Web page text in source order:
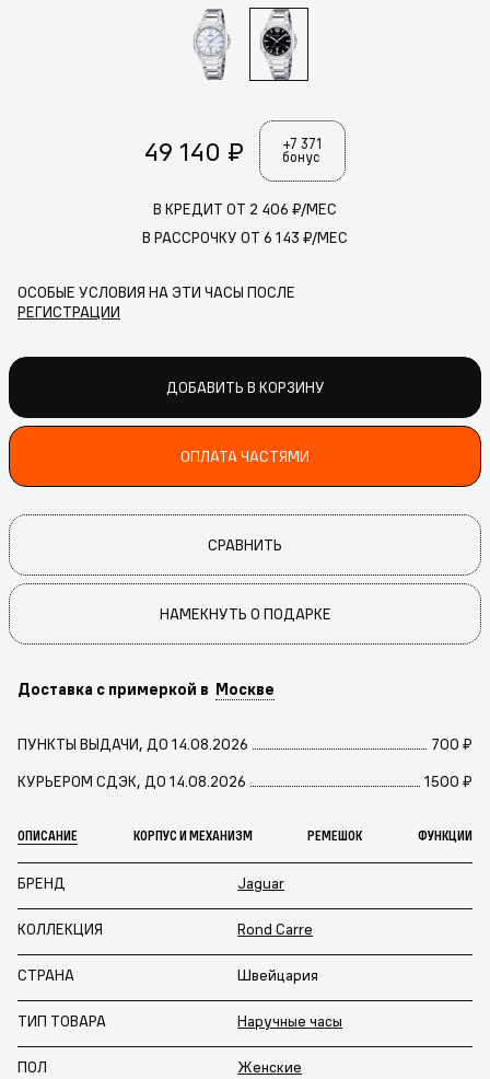
49 140 ₽
+7 371
бонус
В КРЕДИТ ОТ 2 406 ₽/МЕС
В РАССРОЧКУ ОТ 6 143 ₽/МЕС
ОСОБЫЕ УСЛОВИЯ НА ЭТИ ЧАСЫ ПОСЛЕ
РЕГИСТРАЦИИ
ДОБАВИТЬ В КОРЗИНУ
ОПЛАТА ЧАСТЯМИ
СРАВНИТЬ
НАМЕКНУТЬ О ПОДАРКЕ
Доставка с примеркой в Москве
ПУНКТЫ ВЫДАЧИ, ДО 14.08.2026
700 ₽
КУРЬЕРОМ СДЭК, ДО 14.08.2026
1500 ₽
ОПИСАНИЕ КОРПУС И МЕХАНИЗМ РЕМЕШОК ФУНКЦИИ
БРЕНД Jaguar
КОЛЛЕКЦИЯ Rond Carre
СТРАНА Швейцария
ТИП ТОВАРА Наручные часы
ПОЛ Женские